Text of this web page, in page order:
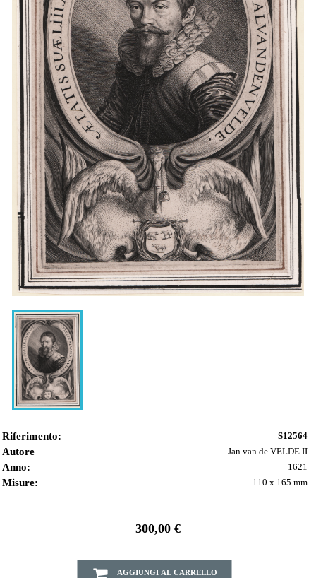
Riferimento: S12564
Autore Jan van de VELDE II
Anno: 1621
Misure: 110 x 165 mm
300,00 €
AGGIUNGI AL CARRELLO